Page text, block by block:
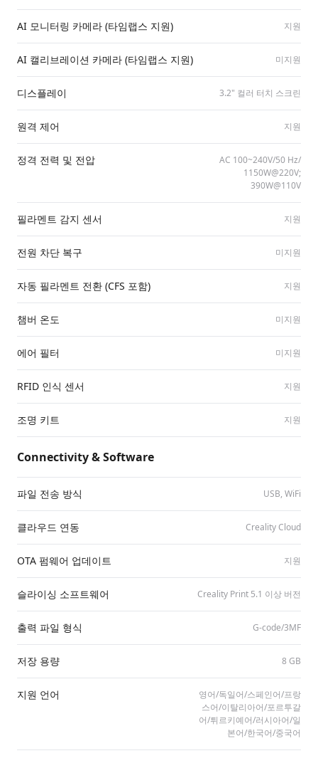
AI 모니터링 카메라 (타임랩스 지원) 지원
AI 캘리브레이션 카메라 (타임랩스 지원) 미지원
디스플레이 3.2" 컬러 터치 스크린
원격 제어 지원
정격 전력 및 전압
AC 100~240V/​50 Hz/​
1150W@220V;
390W@110V
필라멘트 감지 센서 지원
전원 차단 복구 미지원
자동 필라멘트 전환 (CFS 포함) 지원
챔버 온도 미지원
에어 필터 미지원
RFID 인식 센서 지원
조명 키트 지원
Connectivity & Software
파일 전송 방식 USB, WiFi
클라우드 연동 Creality Cloud
OTA 펌웨어 업데이트 지원
슬라이싱 소프트웨어 Creality Print 5.1 이상 버전
출력 파일 형식 G-code/​3MF
저장 용량 8 GB
지원 언어
영어/​독일어/​스페인어/​프랑
스어/​이탈리아어/​포르투갈
어/​튀르키예어/​러시아어/​일
본어/​한국어/​중국어